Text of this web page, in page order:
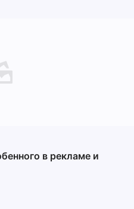
в рекламе и